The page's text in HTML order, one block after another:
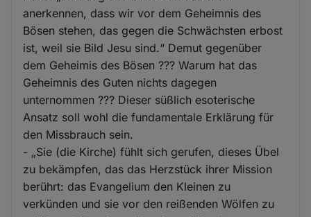
anerkennen, dass wir vor dem Geheimnis des
Bösen stehen, das gegen die Schwächsten erbost
ist, weil sie Bild Jesu sind.“ Demut gegenüber
dem Geheimis des Bösen ??? Warum hat das
Geheimnis des Guten nichts dagegen
unternommen ??? Dieser süßlich esoterische
Ansatz soll wohl die fundamentale Erklärung für
den Missbrauch sein.
- „Sie (die Kirche) fühlt sich gerufen, dieses Übel
zu bekämpfen, das das Herzstück ihrer Mission
berührt: das Evangelium den Kleinen zu
verkünden und sie vor den reißenden Wölfen zu